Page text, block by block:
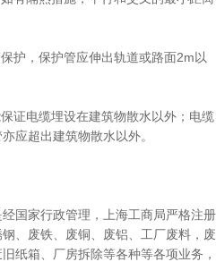
护，保护管应伸出轨道或路面2m以
证电缆埋设在建筑物散水以外；电缆
应超出建筑物散水以外。
国家行政管理，上海工商局严格注册
、废铁、废铜、废铝、工厂废料，废
纸箱、厂房拆除等各种等各项业务，